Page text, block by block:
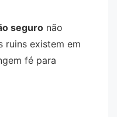
seguro não
ruins existem em
fé para